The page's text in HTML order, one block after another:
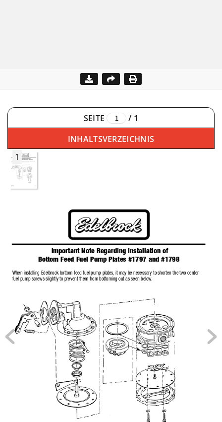
SEITE / 1
INHALTSVERZEICHNIS
1
Important Note Regarding Installation of
Bottom Feed Fuel Pump Plates #1797 and #1798
When installing Edelbrock bottom feed fuel pump plates, it may be necessary to shorten the two center
fuel pump screws slightly to prevent them from bottoming out as seen below.